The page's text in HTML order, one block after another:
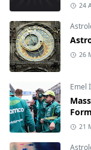
24
26
Emel
21